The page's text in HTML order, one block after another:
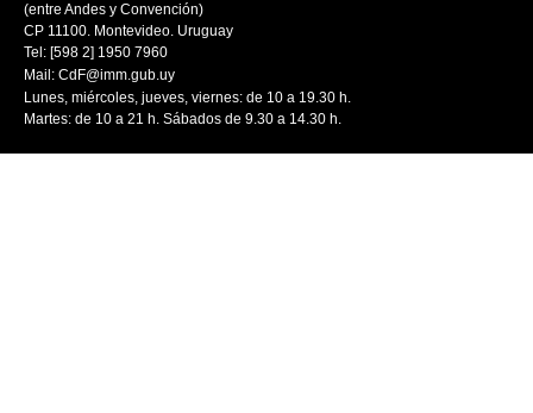
(entre Andes y Convención)
CP 11100. Montevideo. Uruguay
Tel: [598 2] 1950 7960
Mail: CdF@imm.gub.uy
Lunes, miércoles, jueves, viernes: de 10 a 19.30 h.
Martes: de 10 a 21 h. Sábados de 9.30 a 14.30 h.